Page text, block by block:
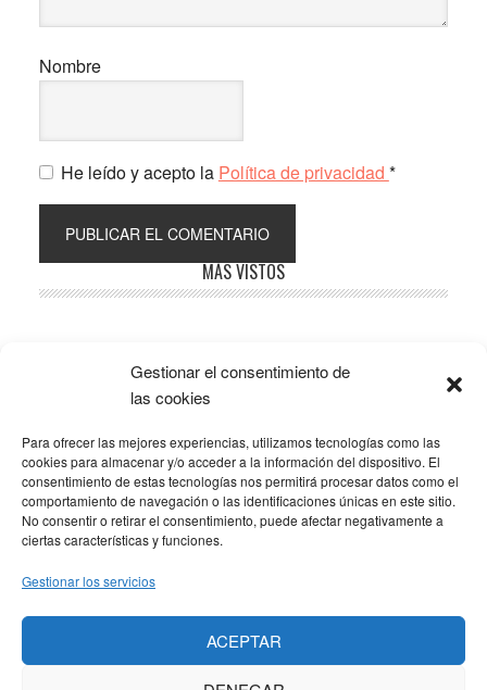
Gestionar el consentimiento de
las cookies
Para ofrecer las mejores experiencias, utilizamos tecnologías como las
cookies para almacenar y/o acceder a la información del dispositivo. El
consentimiento de estas tecnologías nos permitirá procesar datos como el
comportamiento de navegación o las identificaciones únicas en este sitio.
No consentir o retirar el consentimiento, puede afectar negativamente a
ciertas características y funciones.
Gestionar los servicios
ACEPTAR
Nombre
He leído y acepto la Política de privacidad *
lateral
MÁS VISTOS
Popular Recent Comments
SOBRE LA AFILIACIÓN
Los costes de este blog se sufragan en parte mediante
enlaces de afiliación, que hacen que se gane una
de los mismos. No hay ningún coste adicional para ti, y
solo enlazo a productos que yo mismo uso y